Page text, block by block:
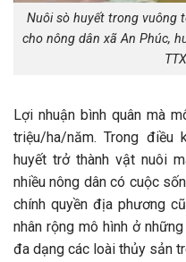
Nuôi sò huyết trong vuông
cho nông dân xã An Phúc,
Lợi nhuận bình quân mà
triệu/ha/năm. Trong
huyết trở thành vật nuôi
nhiều nông dân có cuộc
chính quyền địa phương
nhân rộng mô hình ở
đa dạng các loài thủy sản